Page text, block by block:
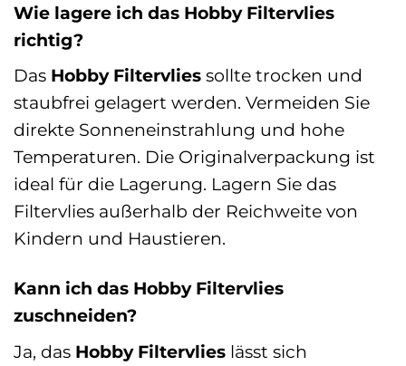
Wie lagere ich das Hobby Filtervlies
richtig?
Das Hobby Filtervlies sollte trocken und
staubfrei gelagert werden. Vermeiden Sie
direkte Sonneneinstrahlung und hohe
Temperaturen. Die Originalverpackung ist
ideal für die Lagerung. Lagern Sie das
Filtervlies außerhalb der Reichweite von
Kindern und Haustieren.
Kann ich das Hobby Filtervlies
zuschneiden?
Ja, das Hobby Filtervlies lässt sich